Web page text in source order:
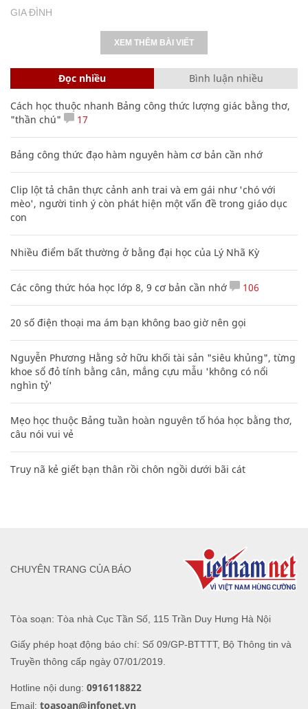
GIA ĐÌNH
XEM THÊM BÀI VIẾT
Đọc nhiều Bình luận nhiều
Cách học thuộc nhanh Bảng công thức lượng giác bằng thơ,
"thần chú"
17
Bảng công thức đạo hàm nguyên hàm cơ bản cần nhớ
Clip lột tả chân thực cảnh anh trai và em gái như 'chó với
mèo', người tinh ý còn phát hiện một vấn đề trong giáo dục
con
Nhiều điểm bất thường ở bằng đại học của Lý Nhã Kỳ
Các công thức hóa học lớp 8, 9 cơ bản cần nhớ 106
20 số điện thoại ma ám bạn không bao giờ nên gọi
Nguyễn Phương Hằng sở hữu khối tài sản "siêu khủng", từng
khoe sổ đỏ tính bằng cân, mắng cựu mẫu 'không có nổi
nghìn tỷ'
Mẹo học thuộc Bảng tuần hoàn nguyên tố hóa học bằng thơ,
câu nói vui vẻ
Truy nã kẻ giết bạn thân rồi chôn ngồi dưới bãi cát
Tòa soạn: Tòa nhà Cục Tần Số, 115 Trần Duy Hưng Hà Nội
Giấy phép hoạt động báo chí: Số 09/GP-BTTTT, Bộ Thông tin và
Truyền thông cấp ngày 07/01/2019.
Hotline nội dung: 0916118822
Email: toasoan@infonet.vn
CHUYÊN TRANG CỦA BÁO